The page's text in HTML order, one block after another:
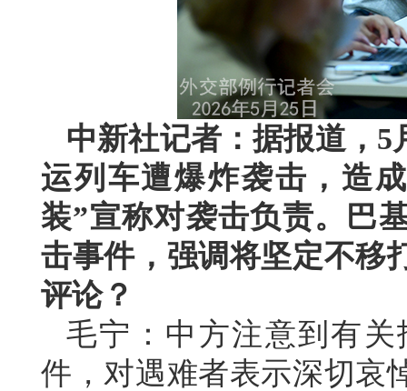
中新社记者：据报道，
运列车遭爆炸袭击，造
装”宣称对袭击负责。巴
击事件，强调将坚定不移
评论？
毛宁：中方注意到有
件，对遇难者表示深切哀